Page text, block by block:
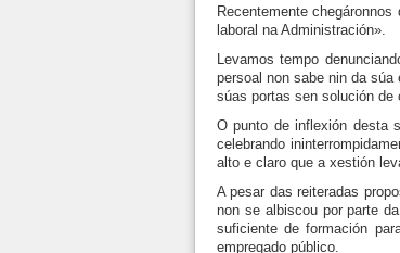
Recentemente
laboral na Administración».
Levamos tempo
persoal non sabe nin da
súas portas sen solución de
O punto de inflexión desta
celebrando
alto e claro que a xestión
A pesar das reiteradas
non se albiscou por parte
suficiente de formación
empregado público.